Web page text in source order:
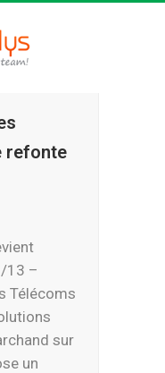
refonte
13 –
Télécoms
sur
un